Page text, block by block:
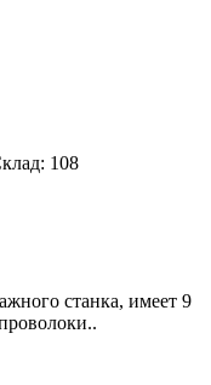
108
станка, имеет 9